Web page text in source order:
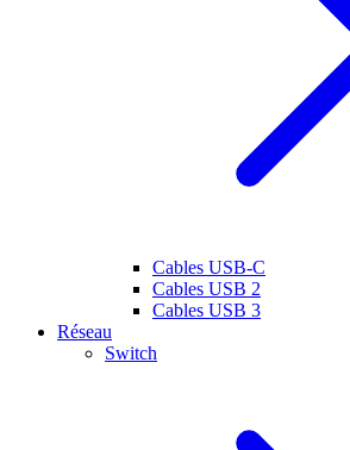
Cables USB-C
Cables USB 2
Cables USB 3
Réseau
Switch